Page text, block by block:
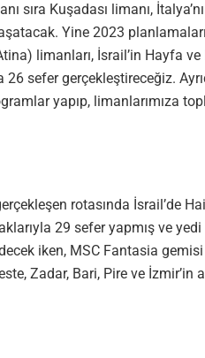
sıra Kuşadası limanı,
Yine 2023
limanları, İsrail’in Hayfa ve
sefer gerçekleştireceğiz.
yapıp, limanlarımıza
rotasında İsrail’de
29 sefer yapmış ve
iken, MSC Fantasia
Zadar, Bari, Pire ve İzmir’in